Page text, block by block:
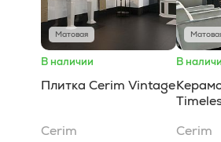
Матовая
В наличии
Плитка Cerim Vintage
Cerim
В
Cerim